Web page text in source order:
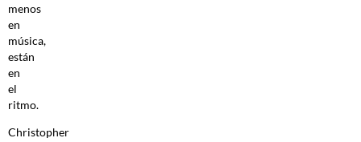
menos
en
música,
están
en
el
ritmo.
Christopher